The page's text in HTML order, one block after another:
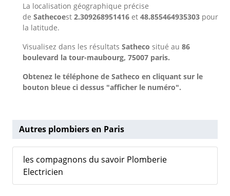
La localisation géographique précise
de Sathecoest 2.309268951416 et 48.855464935303 pour
la latitude.
Visualisez dans les résultats Satheco situé au 86
boulevard la tour-maubourg, 75007 paris.
Obtenez le téléphone de Satheco en cliquant sur le
bouton bleue ci dessus "afficher le numéro".
Autres plombiers en Paris
les compagnons du savoir Plomberie
Electricien